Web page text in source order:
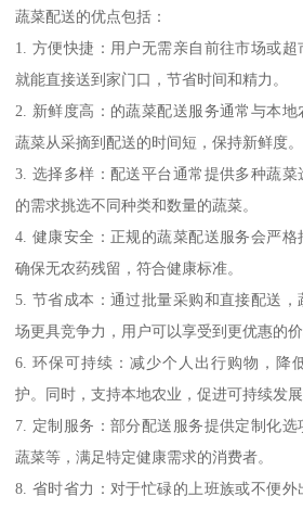
蔬菜配送的优点包括：
1. 方便快捷：用户无需亲自前往市场或
就能直接送到家门口，节省时间和精力。
2. 新鲜度高：的蔬菜配送服务通常与本
蔬菜从采摘到配送的时间短，保持新鲜度。
3. 选择多样：配送平台通常提供多种蔬
的需求挑选不同种类和数量的蔬菜。
4. 健康安全：正规的蔬菜配送服务会严格
确保无农药残留，符合健康标准。
5. 节省成本：通过批量采购和直接配送
场更具竞争力，用户可以享受到更优惠的价
6. 环保可持续：减少个人出行购物，降
护。同时，支持本地农业，促进可持续发展
7. 定制服务：部分配送服务提供定制化
蔬菜等，满足特定健康需求的消费者。
8. 省时省力：对于忙碌的上班族或不便